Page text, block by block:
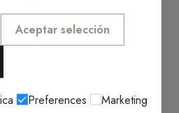
Aceptar selección
Preferences Marketing